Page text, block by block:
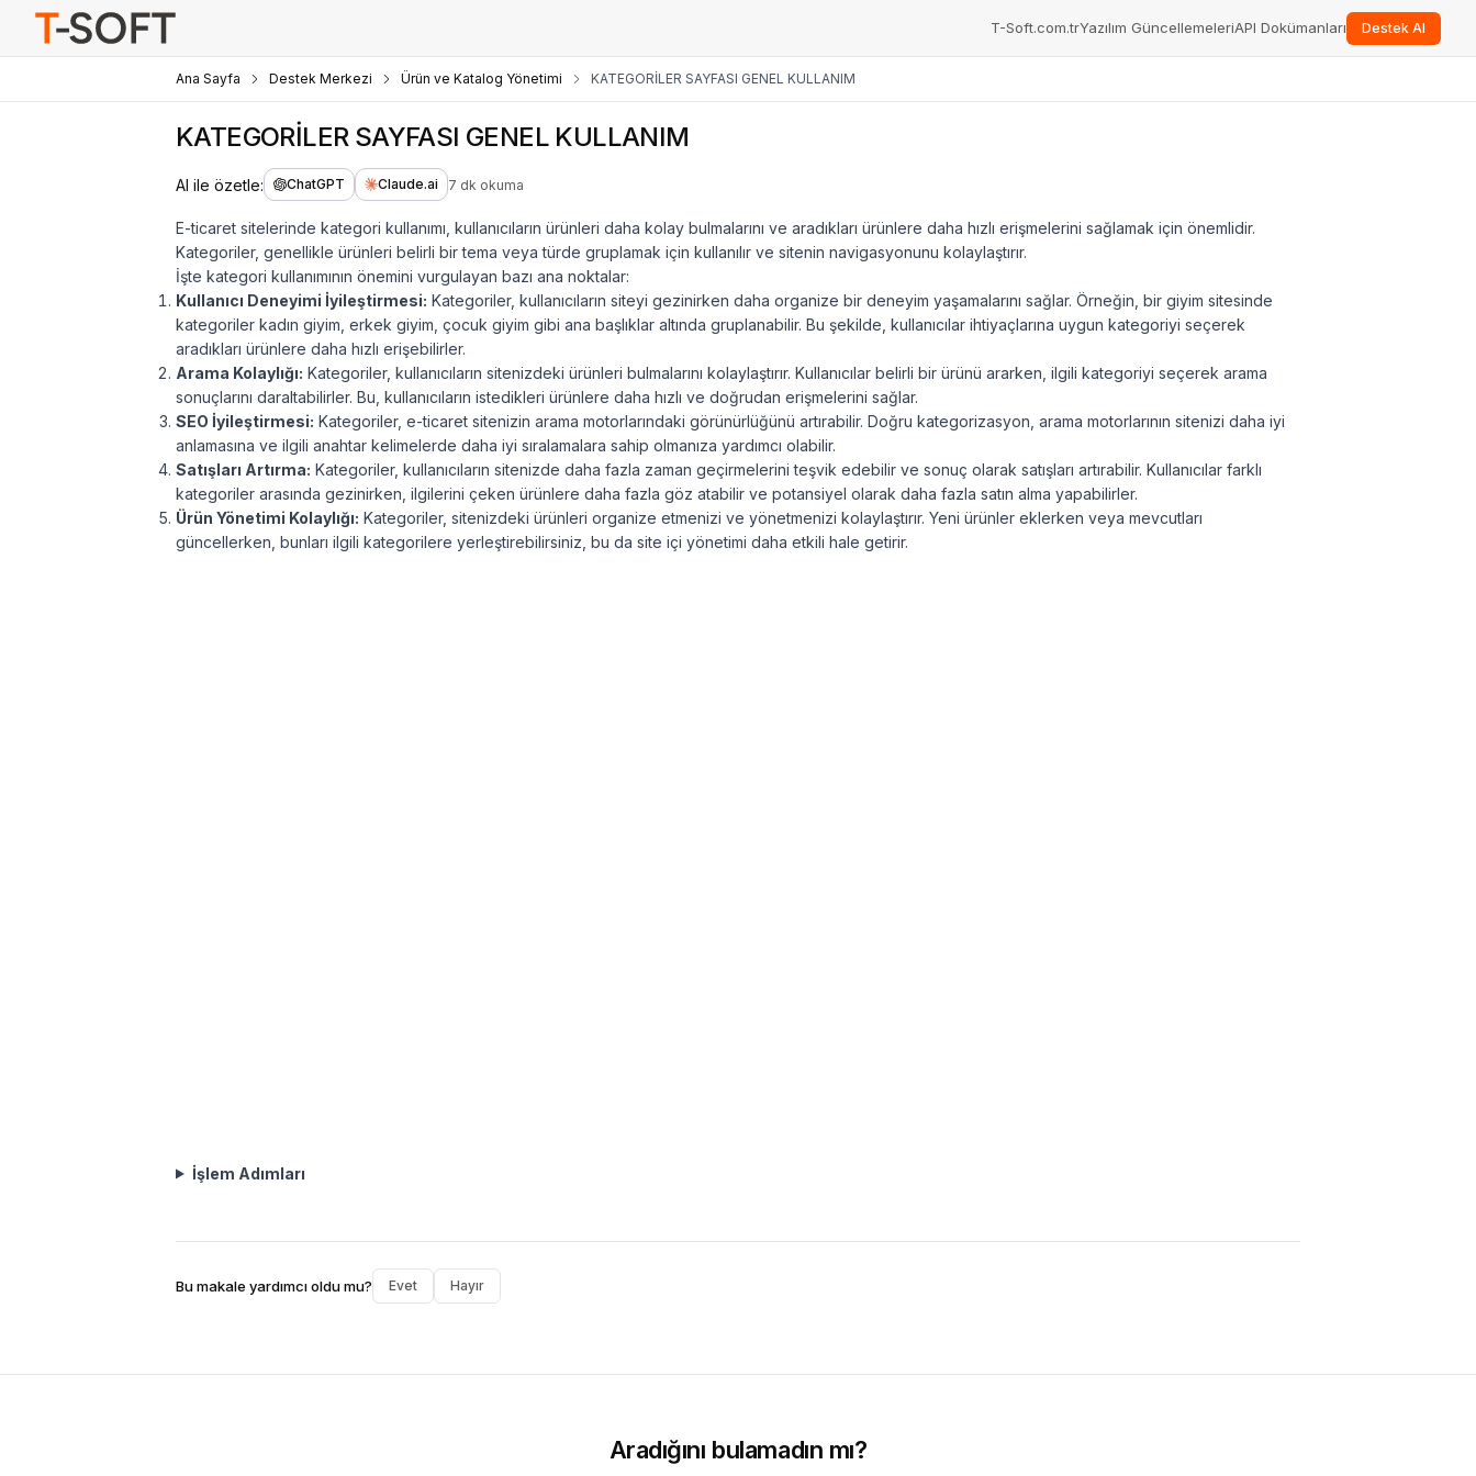
T-Soft.com.trYazılım GüncellemeleriAPI Dokümanları Destek Al
Ana Sayfa Destek Merkezi Ürün ve Katalog Yönetimi KATEGORİLER SAYFASI GENEL KULLANIM
KATEGORİLER SAYFASI GENEL KULLANIM
AI ile özetle: ChatGPT Claude.ai 7 dk okuma
E-ticaret sitelerinde kategori kullanımı, kullanıcıların ürünleri daha kolay bulmalarını ve aradıkları ürünlere daha hızlı erişmelerini sağlamak için önemlidir.
Kategoriler, genellikle ürünleri belirli bir tema veya türde gruplamak için kullanılır ve sitenin navigasyonunu kolaylaştırır.
İşte kategori kullanımının önemini vurgulayan bazı ana noktalar:
Kullanıcı Deneyimi İyileştirmesi: Kategoriler, kullanıcıların siteyi gezinirken daha organize bir deneyim yaşamalarını sağlar. Örneğin, bir giyim sitesinde
kategoriler kadın giyim, erkek giyim, çocuk giyim gibi ana başlıklar altında gruplanabilir. Bu şekilde, kullanıcılar ihtiyaçlarına uygun kategoriyi seçerek
aradıkları ürünlere daha hızlı erişebilirler.
Arama Kolaylığı: Kategoriler, kullanıcıların sitenizdeki ürünleri bulmalarını kolaylaştırır. Kullanıcılar belirli bir ürünü ararken, ilgili kategoriyi seçerek arama
sonuçlarını daraltabilirler. Bu, kullanıcıların istedikleri ürünlere daha hızlı ve doğrudan erişmelerini sağlar.
SEO İyileştirmesi: Kategoriler, e-ticaret sitenizin arama motorlarındaki görünürlüğünü artırabilir. Doğru kategorizasyon, arama motorlarının sitenizi daha iyi
anlamasına ve ilgili anahtar kelimelerde daha iyi sıralamalara sahip olmanıza yardımcı olabilir.
Satışları Artırma: Kategoriler, kullanıcıların sitenizde daha fazla zaman geçirmelerini teşvik edebilir ve sonuç olarak satışları artırabilir. Kullanıcılar farklı
kategoriler arasında gezinirken, ilgilerini çeken ürünlere daha fazla göz atabilir ve potansiyel olarak daha fazla satın alma yapabilirler.
Ürün Yönetimi Kolaylığı: Kategoriler, sitenizdeki ürünleri organize etmenizi ve yönetmenizi kolaylaştırır. Yeni ürünler eklerken veya mevcutları
güncellerken, bunları ilgili kategorilere yerleştirebilirsiniz, bu da site içi yönetimi daha etkili hale getirir.
İşlem Adımları
Bu makale yardımcı oldu mu? Evet Hayır
Aradığını bulamadın mı?